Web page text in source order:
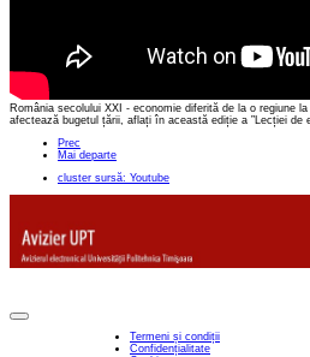
România secolului XXI - economie diferită de la o regiune
afectează bugetul țării, aflați în această ediție a ”Lecției de
Prec
Mai departe
cluster sursă: Youtube
Termeni și condiții
Confidențialitate